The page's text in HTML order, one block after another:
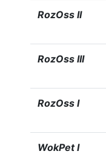
RozOss II
RozOss III
RozOss I
WokPet I